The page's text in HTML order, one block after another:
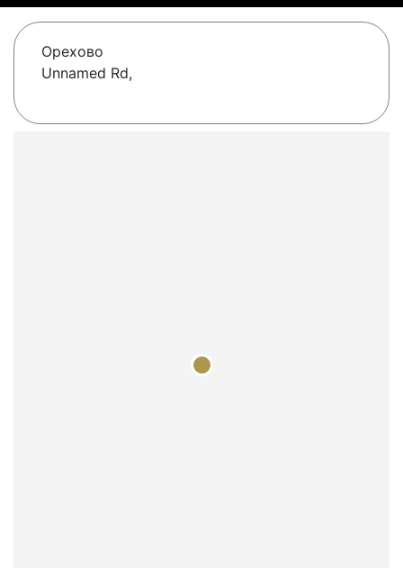
Орехово
Unnamed Rd,